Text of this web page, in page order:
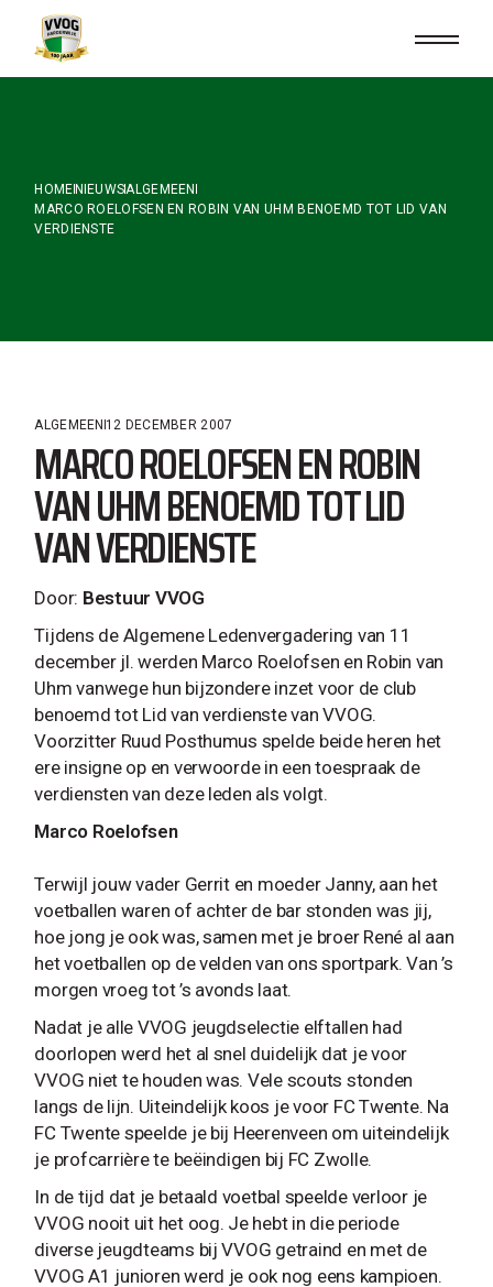
content
HOME NIEUWSALGEMEEN
MARCO ROELOFSEN EN ROBIN VAN UHM BENOEMD TOT LID VAN
VERDIENSTE
ALGEMEEN 12 DECEMBER 2007
MARCO ROELOFSEN EN ROBIN
VAN UHM BENOEMD TOT LID
VAN VERDIENSTE
Door: Bestuur VVOG
Tijdens de Algemene Ledenvergadering van 11
december jl. werden Marco Roelofsen en Robin van
Uhm vanwege hun bijzondere inzet voor de club
benoemd tot Lid van verdienste van VVOG.
Voorzitter Ruud Posthumus spelde beide heren het
ere insigne op en verwoorde in een toespraak de
verdiensten van deze leden als volgt.
Marco Roelofsen
Terwijl jouw vader Gerrit en moeder Janny, aan het
voetballen waren of achter de bar stonden was jij,
hoe jong je ook was, samen met je broer René al aan
het voetballen op de velden van ons sportpark. Van ’s
morgen vroeg tot ’s avonds laat.
Nadat je alle VVOG jeugdselectie elftallen had
doorlopen werd het al snel duidelijk dat je voor
VVOG niet te houden was. Vele scouts stonden
langs de lijn. Uiteindelijk koos je voor FC Twente. Na
FC Twente speelde je bij Heerenveen om uiteindelijk
je profcarrière te beëindigen bij FC Zwolle.
In de tijd dat je betaald voetbal speelde verloor je
VVOG nooit uit het oog. Je hebt in die periode
diverse jeugdteams bij VVOG getraind en met de
VVOG A1 junioren werd je ook nog eens kampioen.